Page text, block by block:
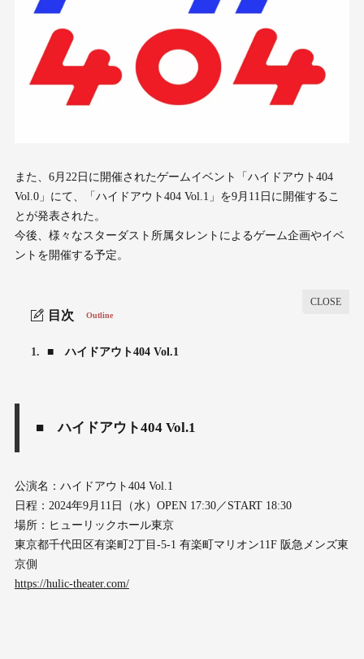
また、6月22日に開催されたゲームイベント「ハイドアウト404
Vol.0」にて、「ハイドアウト404 Vol.1」を9月11日に開催するこ
とが発表された。
今後、様々なスターダスト所属タレントによるゲーム企画やイベ
ントを開催する予定。
目次 Outline
1. ■ ハイドアウト404 Vol.1
■ ハイドアウト404 Vol.1
公演名：ハイドアウト404 Vol.1
日程：2024年9月11日（水）OPEN 17:30／START 18:30
場所：ヒューリックホール東京
東京都千代田区有楽町2丁目-5-1 有楽町マリオン11F 阪急メンズ東
京側
https://hulic-theater.com/